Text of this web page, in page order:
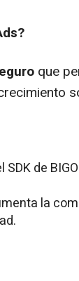
que
de
la